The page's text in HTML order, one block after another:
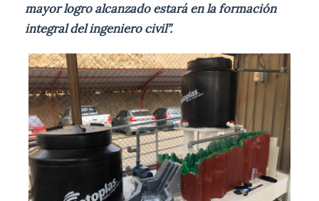
mayor logro alcanzado estará en la formación
integral del ingeniero civil”.